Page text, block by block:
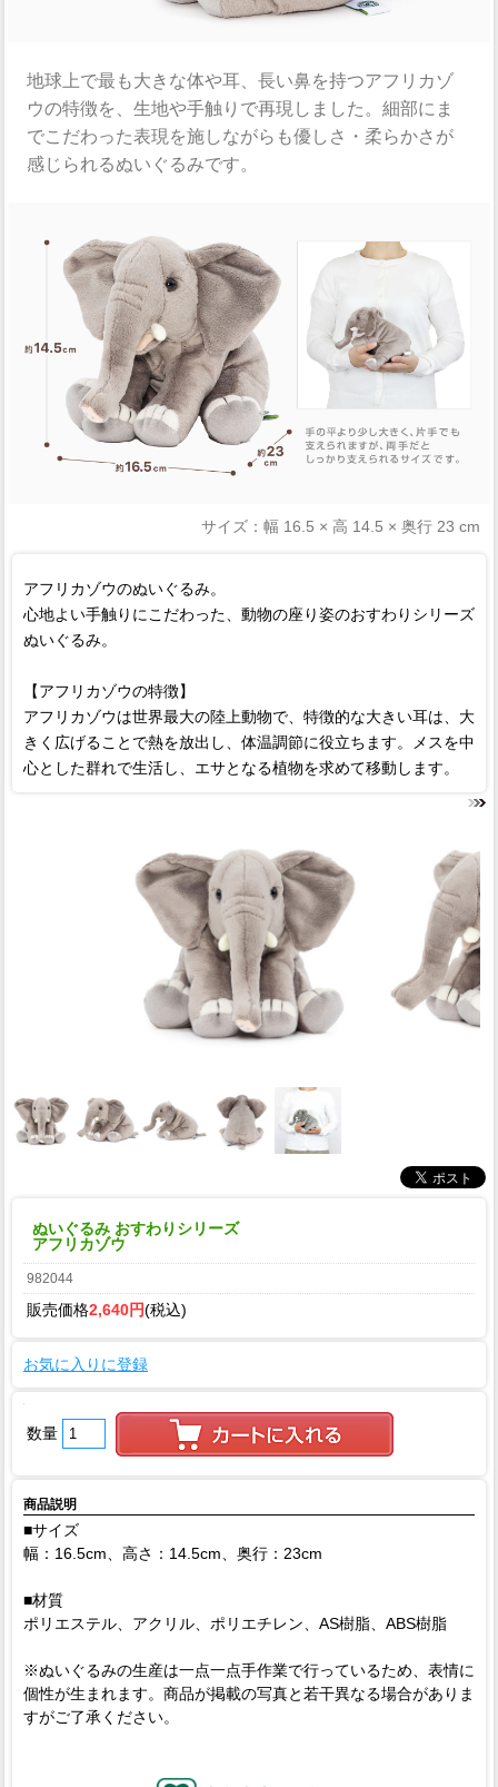
地球上で最も大きな体や耳、長い鼻を持つアフリカゾ
ウの特徴を、生地や手触りで再現しました。細部にま
でこだわった表現を施しながらも優しさ・柔らかさが
感じられるぬいぐるみです。
サイズ：幅 16.5 × 高 14.5 × 奥行 23 cm
アフリカゾウのぬいぐるみ。
心地よい手触りにこだわった、動物の座り姿のおすわりシリーズ
ぬいぐるみ。
【アフリカゾウの特徴】
アフリカゾウは世界最大の陸上動物で、特徴的な大きい耳は、大
きく広げることで熱を放出し、体温調節に役立ちます。メスを中
心とした群れで生活し、エサとなる植物を求めて移動します。
ぬいぐるみ おすわりシリーズ
アフリカゾウ
982044
販売価格2,640円(税込)
お気に入りに登録
数量
商品説明
■サイズ
幅：16.5cm、高さ：14.5cm、奥行：23cm
■材質
ポリエステル、アクリル、ポリエチレン、AS樹脂、ABS樹脂
※ぬいぐるみの生産は一点一点手作業で行っているため、表情に
個性が生まれます。商品が掲載の写真と若干異なる場合がありま
すがご了承ください。